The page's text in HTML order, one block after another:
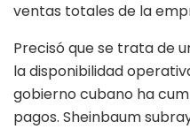
ventas totales de la
Precisó que se trata de
la disponibilidad
gobierno cubano ha
pagos. Sheinbaum